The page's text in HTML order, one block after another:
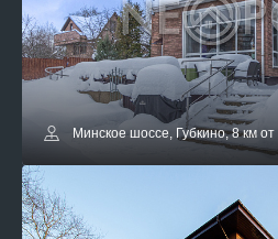
Минское шоссе, Губкино, 8 км